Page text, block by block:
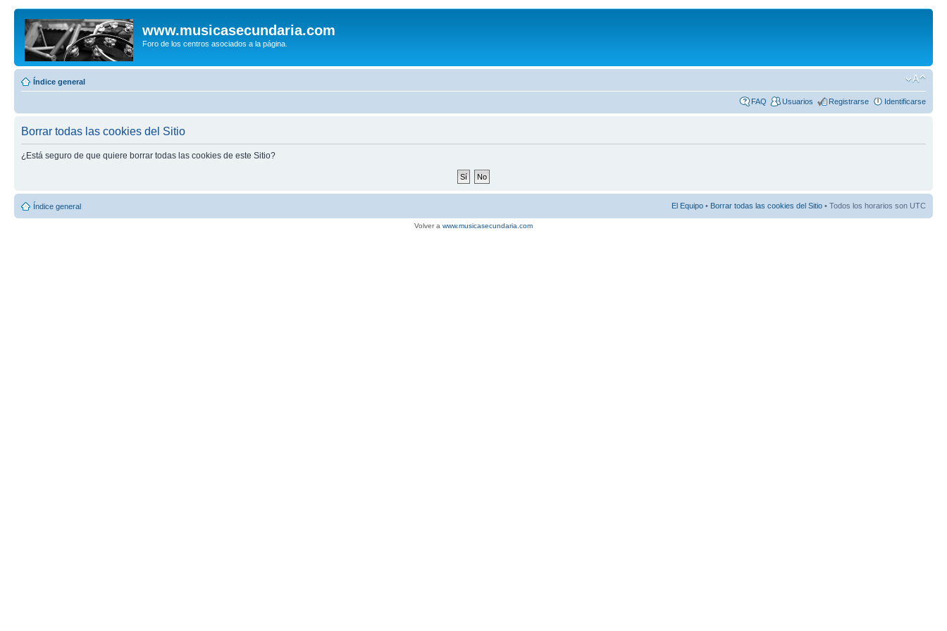
www.musicasecundaria.com
Foro de los centros asociados a la página.
Índice general
FAQ Usuarios Registrarse Identificarse
Borrar todas las cookies del Sitio
¿Está seguro de que quiere borrar todas las cookies de este Sitio?
Índice general El Equipo • Borrar todas las cookies del Sitio • Todos los horarios son UTC
Volver a www.musicasecundaria.com